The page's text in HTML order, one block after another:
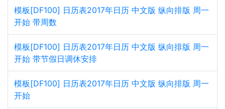
模板[DF100] 日历表2017年日历 中文版 纵向排版 周一
开始 带周数
模板[DF100] 日历表2017年日历 中文版 纵向排版 周一
开始 带节假日调休安排
模板[DF100] 日历表2017年日历 中文版 纵向排版 周一
开始